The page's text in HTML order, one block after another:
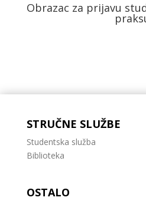
Obrazac za prijavu
STRUČNE SLUŽBE
Studentska služba
Biblioteka
OSTALO